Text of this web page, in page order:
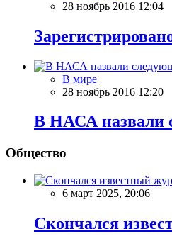
28 ноябрь 2016 12:04
В мире
28 ноябрь 2016 12:20
В НАСА назвали
Общество
6 март 2025, 20:06
Скончался